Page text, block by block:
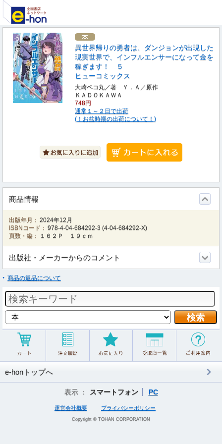
異世界帰りの勇者は、ダンジョンが出現した
現実世界で、インフルエンサーになって金を
稼ぎます！ ５
ヒューコミックス
大崎ペコ丸／著 Ｙ．Ａ／原作
ＫＡＤＯＫＡＷＡ
748円
通常１～２日で出荷
(！お盆時期の出荷について！)
商品情報
出版年月： 2024年12月
ISBNコード： 978-4-04-684292-3 (4-04-684292-X)
頁数・縦：
１６２Ｐ １９ｃｍ
出版社・メーカーからのコメント
商品の返品について
e-honトップへ
表示 ： スマートフォン PC
運営会社概要 プライバシーポリシー
Copyright © TOHAN CORPORATION